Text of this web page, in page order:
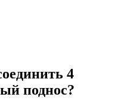
4
поднос?